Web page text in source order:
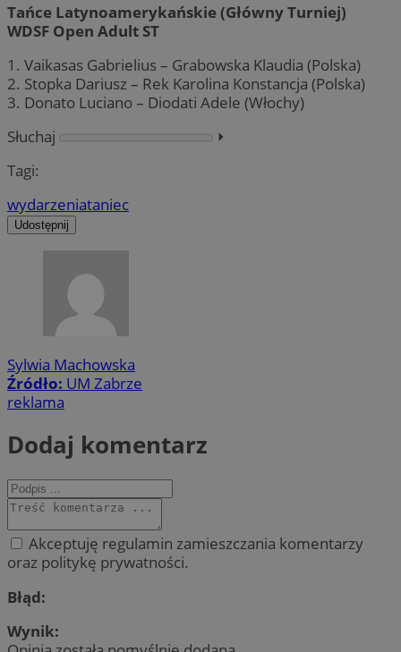
Tańce Latynoamerykańskie (Główny Turniej)
WDSF Open Adult ST
1. Vaikasas Gabrielius – Grabowska Klaudia (Polska)
2. Stopka Dariusz – Rek Karolina Konstancja (Polska)
3. Donato Luciano – Diodati Adele (Włochy)
Słuchaj
⏵︎
Tagi:
wydarzeniataniec
Udostępnij
Sylwia Machowska
Źródło: UM Zabrze
reklama
Dodaj komentarz
Akceptuję regulamin zamieszczania komentarzy
oraz politykę prywatności.
Błąd:
Wynik: